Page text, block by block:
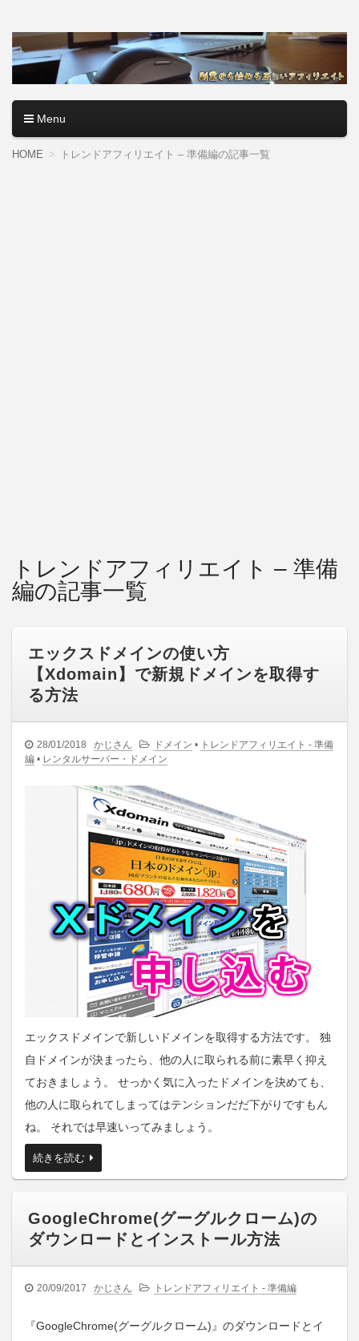
アフィリエイトロード【副
業から始める正しいアフィ
リエイト】
やり方を無料公開中。基礎講座からノウハウまでを当サイト
で記事として紹介しているので、パソコン初心者でも分かり
やすく解説しているので大丈夫＾＾
Menu
コンテンツへ移動
HOME トレンドアフィリエイト – 準備編の記事一覧
トレンドアフィリエイト – 準備
編の記事一覧
エックスドメインの使い方
【Xdomain】で新規ドメインを取得す
る方法
28/01/2018 かじさん ドメイン • トレンドアフィリエイト - 準備
編 • レンタルサーバー・ドメイン
エックスドメインで新しいドメインを取得する方法です。 独
自ドメインが決まったら、他の人に取られる前に素早く抑え
ておきましょう。 せっかく気に入ったドメインを決めても、
他の人に取られてしまってはテンションだだ下がりですもん
ね。 それでは早速いってみましょう。
続きを読む
GoogleChrome(グーグルクローム)の
ダウンロードとインストール方法
20/09/2017 かじさん トレンドアフィリエイト - 準備編
『GoogleChrome(グーグルクローム)』のダウンロードとイ